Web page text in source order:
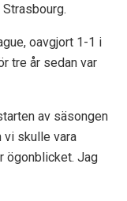
oavgjort 1-1 i
tre år sedan var
av säsongen
vi skulle vara
ögonblicket. Jag